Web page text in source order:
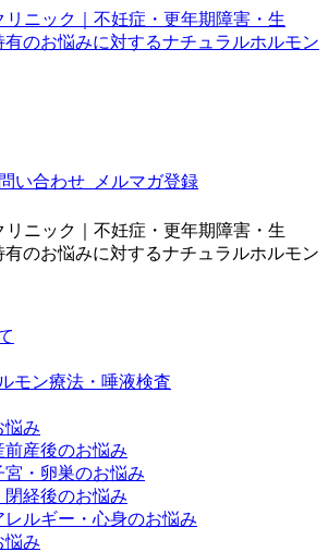
い合わせ メルマガ登録
モン療法・唾液検査
悩み
前産後のお悩み
宮・卵巣のお悩み
閉経後のお悩み
レルギー・心身のお悩み
悩み